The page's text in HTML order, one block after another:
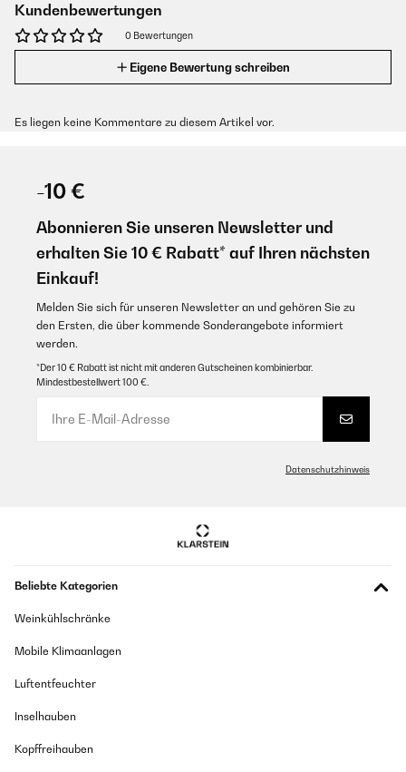
Kundenbewertungen
0 Bewertungen
Eigene Bewertung schreiben
Es liegen keine Kommentare zu diesem Artikel vor.
-10 €
Abonnieren Sie unseren Newsletter und
erhalten Sie 10 € Rabatt* auf Ihren nächsten
Einkauf!
Melden Sie sich für unseren Newsletter an und gehören Sie zu
den Ersten, die über kommende Sonderangebote informiert
werden.
*Der 10 € Rabatt ist nicht mit anderen Gutscheinen kombinierbar.
Mindestbestellwert 100 €.
Datenschutzhinweis
Beliebte Kategorien
Weinkühlschränke
Mobile Klimaanlagen
Luftentfeuchter
Inselhauben
Kopffreihauben